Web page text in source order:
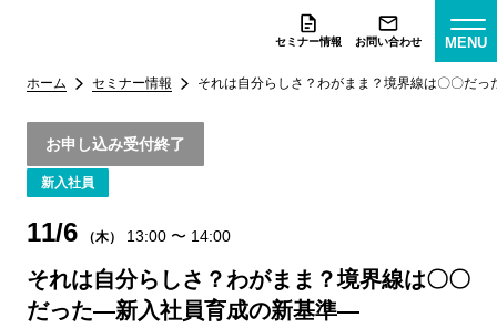
セミナー情報 お問い合わせ MENU
ホーム セミナー情報 それは自分らしさ？わがまま？境界線は〇〇だ
お申し込み受付終了
新入社員
11/6 （木） 13:00 〜 14:00
それは自分らしさ？わがまま？境界線は〇〇
だった―新入社員育成の新基準―